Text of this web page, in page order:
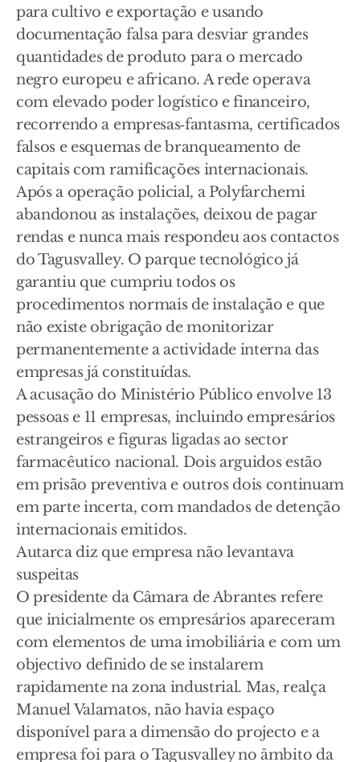
para cultivo e exportação e usando
documentação falsa para desviar grandes
quantidades de produto para o mercado
negro europeu e africano. A rede operava
com elevado poder logístico e financeiro,
recorrendo a empresas‑fantasma, certificados
falsos e esquemas de branqueamento de
capitais com ramificações internacionais.
Após a operação policial, a Polyfarchemi
abandonou as instalações, deixou de pagar
rendas e nunca mais respondeu aos contactos
do Tagusvalley. O parque tecnológico já
garantiu que cumpriu todos os
procedimentos normais de instalação e que
não existe obrigação de monitorizar
permanentemente a actividade interna das
empresas já constituídas.
A acusação do Ministério Público envolve 13
pessoas e 11 empresas, incluindo empresários
estrangeiros e figuras ligadas ao sector
farmacêutico nacional. Dois arguidos estão
em prisão preventiva e outros dois continuam
em parte incerta, com mandados de detenção
internacionais emitidos.
Autarca diz que empresa não levantava
suspeitas
O presidente da Câmara de Abrantes refere
que inicialmente os empresários apareceram
com elementos de uma imobiliária e com um
objectivo definido de se instalarem
rapidamente na zona industrial. Mas, realça
Manuel Valamatos, não havia espaço
disponível para a dimensão do projecto e a
empresa foi para o Tagusvalley no âmbito da